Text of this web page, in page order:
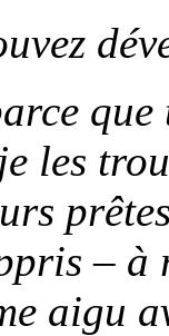
que
les
–
aigu